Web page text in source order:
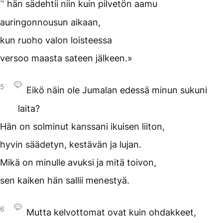
hän sädehtii niin kuin pilvetön aamu
auringonnousun aikaan,
kun ruoho valon loisteessa
versoo maasta sateen jälkeen.»
5
Eikö näin ole Jumalan edessä minun sukuni
laita?
Hän on solminut kanssani ikuisen liiton,
hyvin säädetyn, kestävän ja lujan.
Mikä on minulle avuksi ja mitä toivon,
sen kaiken hän sallii menestyä.
6
Mutta kelvottomat ovat kuin ohdakkeet,